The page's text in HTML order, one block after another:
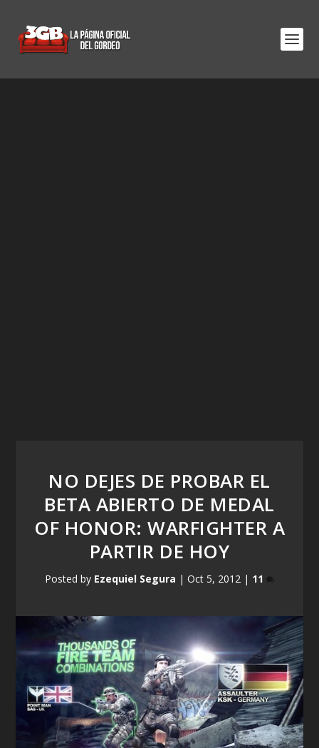
NO DEJES DE PROBAR EL
BETA ABIERTO DE MEDAL
OF HONOR: WARFIGHTER A
PARTIR DE HOY
Posted by Ezequiel Segura | Oct 5, 2012| 11